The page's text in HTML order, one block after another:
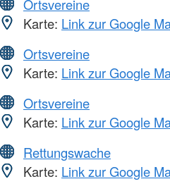
Ortsvereine
Karte: Link zur Google
Ortsvereine
Karte: Link zur Google
Ortsvereine
Karte: Link zur Google
Rettungswache
Karte: Link zur Google